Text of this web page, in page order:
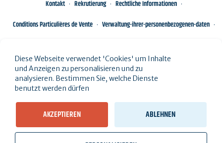
Kontakt Rekrutierung
Rechtliche Informationen
Conditions Particulières de Vente
Verwaltung-ihrer-personenbezogenen-daten
Diese Webseite verwendet 'Cookies' um Inhalte
und Anzeigen zu personalisieren und zu
analysieren. Bestimmen Sie, welche Dienste
benutzt werden dürfen
AKZEPTIEREN ABLEHNEN